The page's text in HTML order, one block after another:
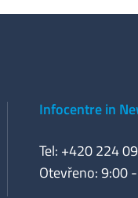
Infocentre in
Tel: +420 224
Otevřeno: 9:00